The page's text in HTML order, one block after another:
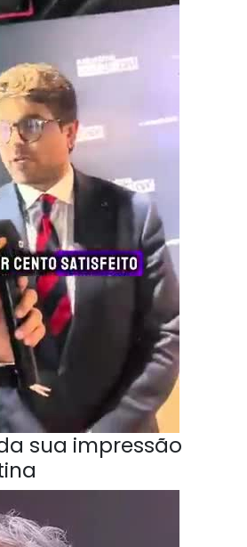
sua impressão